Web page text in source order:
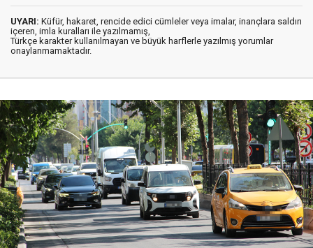
UYARI: Küfür, hakaret, rencide edici cümleler veya imalar, inançlara saldırı
içeren, imla kuralları ile yazılmamış,
Türkçe karakter kullanılmayan ve büyük harflerle yazılmış yorumlar
onaylanmamaktadır.